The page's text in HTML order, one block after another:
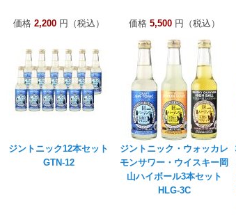
価格 2,200円（税込） 価格 5,500円（税込）
ジントニック12本セット
GTN-12
ジントニック・ウォッカレ
モンサワー・ウイスキー岡
山ハイボール3本セット
HLG-3C